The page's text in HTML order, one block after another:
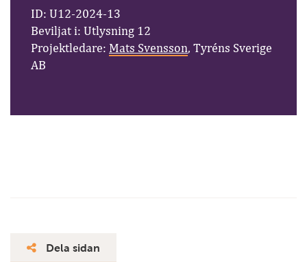
ID: U12-2024-13
Beviljat i: Utlysning 12
Projektledare: Mats Svensson, Tyréns Sverige
AB
Dela sidan